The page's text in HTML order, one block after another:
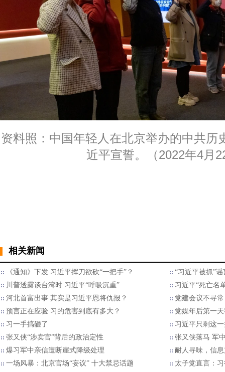
资料照：中国年轻人在北京举办的中共历
近平宣誓。（2022年4月
相关新闻
《通知》下发 习近平挥刀欲砍“一把手”？
“习近平被抓”
川普透露谈台湾时 习近平“呼吸沉重”
习近平“死亡名
河北首富出事 其实是习近平恩将仇报？
党建会议不寻
预言正在应验 习的危害到底有多大？
党媒年后第一
习一手搞砸了
习近平只剩这
张又侠“涉卖官”背后的政治定性
张又侠落马 军
爆习军中亲信遭断崖式降级处理
耐人寻味，信
一场风暴：北京官场“妄议” 十大禁忌话题
太子党直言：